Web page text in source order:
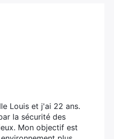
Louis et j'ai 22 ans.
la sécurité des
Mon objectif est